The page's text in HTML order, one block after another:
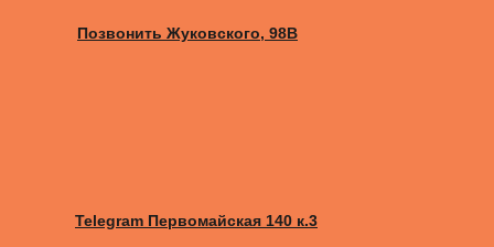
Позвонить Жуковского, 98B
Telegram Первомайская 140 к.3